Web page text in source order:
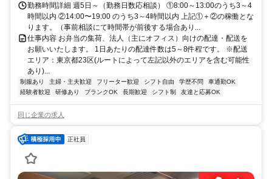
勤務時間詳細 週5日～（勤務日数応相談） ①8:00～13:00のうち3～4
時間以内 ②14:00〜19:00 のうち3～4時間以内 上記①＋②の稼働とな
ります。（事前相談にて時間帯が前後する場合あり...
仕事内容 お弁当の集荷、法人（主にオフィス）向けの配達・配送を
お願いいたします。 1日あたりの配達件数は5～8件程です。 ※配送
エリア：東京都23区(ルートによって左記以外のエリアを含む可能性
あり)...
制服あり 主婦・主夫歓迎 フリーター歓迎 シフト自由 学歴不問
車通勤OK
経験者歓迎
研修あり ブランクOK 長期歓迎 シフト制 友達と応募OK
同じ企業の求人
正社員